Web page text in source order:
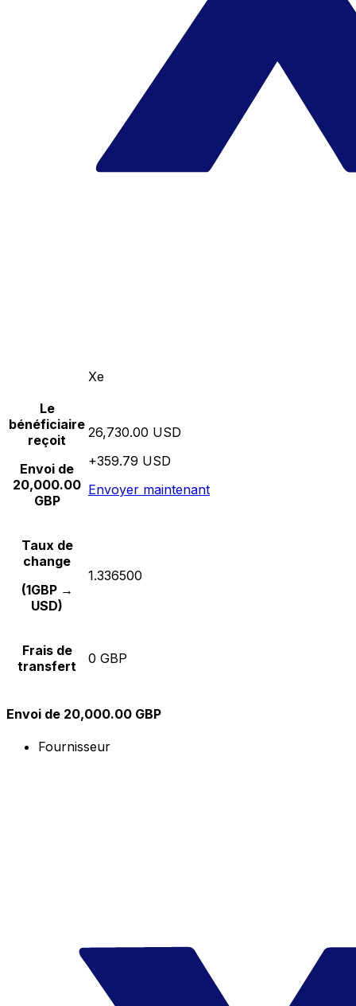
Xe
Le
bénéficiaire
reçoit
Envoi de
20,000.00
GBP
26,730.00 USD
+359.79 USD
Envoyer maintenant
Taux de
change
(1GBP →
USD)
1.336500
Frais de
transfert
0 GBP
Envoi de 20,000.00 GBP
Fournisseur